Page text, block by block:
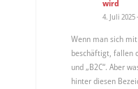
wird
4. Juli 2025
Wenn man sich
beschäftigt, fallen
und „B2C“. Aber
hinter diesen